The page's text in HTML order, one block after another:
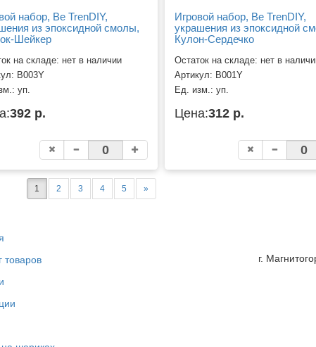
набор, Be TrenDIY,
из эпоксидной смолы,
Шейкер
на складе: нет в наличии
В003Y
уп.
392 р.
Игровой набор, Be TrenDIY,
украшения из эпоксидной
Кулон-Сердечко
Остаток на складе: нет в
Артикул: В001Y
Ед. изм.: уп.
Цена:312 р.
1 2 3 4 5 »
товаров
г.